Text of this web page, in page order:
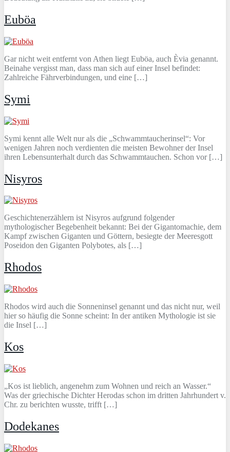
Euböa
Gar nicht weit entfernt von Athen liegt Euböa, auch Èvia genannt.
Beinahe vergisst man, dass man sich auf einer Insel befindet:
Zahlreiche Fährverbindungen, und eine […]
Symi
Symi kennt alle Welt nur als die „Schwammtaucherinsel“: Vor
wenigen Jahren noch verdienten die meisten Bewohner der Insel
ihren Lebensunterhalt durch das Schwammtauchen. Schon vor […]
Nisyros
Geschichtenerzählern ist Nisyros aufgrund folgender
mythologischer Begebenheit bekannt: Bei der Gigantomachie, dem
Kampf zwischen Giganten und Göttern, besiegte der Meeresgott
Poseidon den Giganten Polybotes, als […]
Rhodos
Rhodos wird auch die Sonneninsel genannt und das nicht nur, weil
hier so häufig die Sonne scheint: In der antiken Mythologie ist sie
die Insel […]
Kos
„Kos ist lieblich, angenehm zum Wohnen und reich an Wasser.“
Was der griechische Dichter Herodas schon im dritten Jahrhundert v.
Chr. zu berichten wusste, trifft […]
Dodekanes